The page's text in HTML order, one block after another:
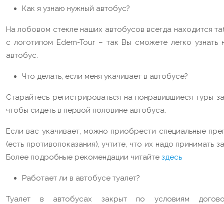
Как я узнаю нужный автобус?
На лобовом стекле наших автобусов всегда находится
с логотипом Edem-Tour – так Вы сможете легко узнать
автобус.
Что делать, если меня укачивает в автобусе?
Старайтесь регистрироваться на понравившиеся туры
чтобы сидеть в первой половине автобуса.
Если вас укачивает, можно приобрести специальные
(есть противопоказания), учтите, что их надо принимать
Более подробные рекомендации читайте здесь
Работает ли в автобусе туалет?
Туалет в автобусах закрыт по условиям